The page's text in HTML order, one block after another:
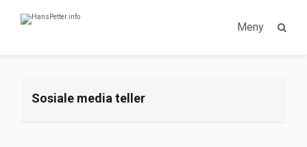
Meny
Sosiale media teller